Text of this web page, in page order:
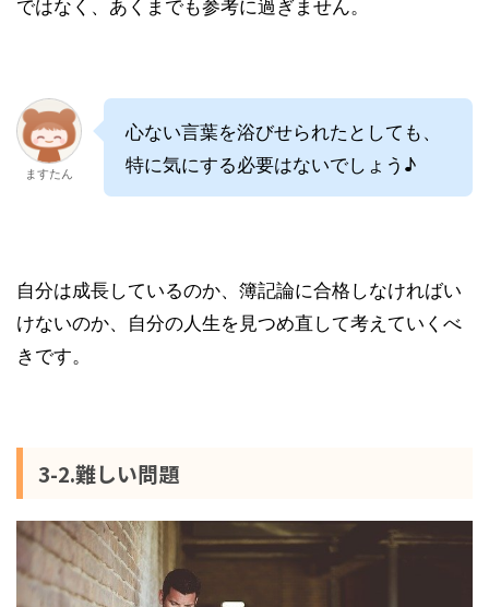
ますたん
心ない言葉を浴びせられたとしても、
特に気にする必要はないでしょう♪
自分は成長しているのか、簿記論に合格しなければい
けないのか、自分の人生を見つめ直して考えていくべ
きです。
3-2.難しい問題